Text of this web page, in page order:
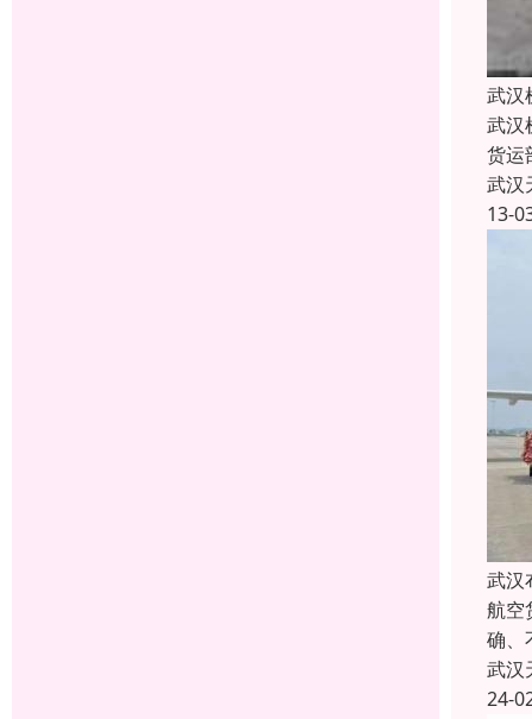
武汉
武汉
货运
武汉
13-
武汉
航空
确、
武汉
24-